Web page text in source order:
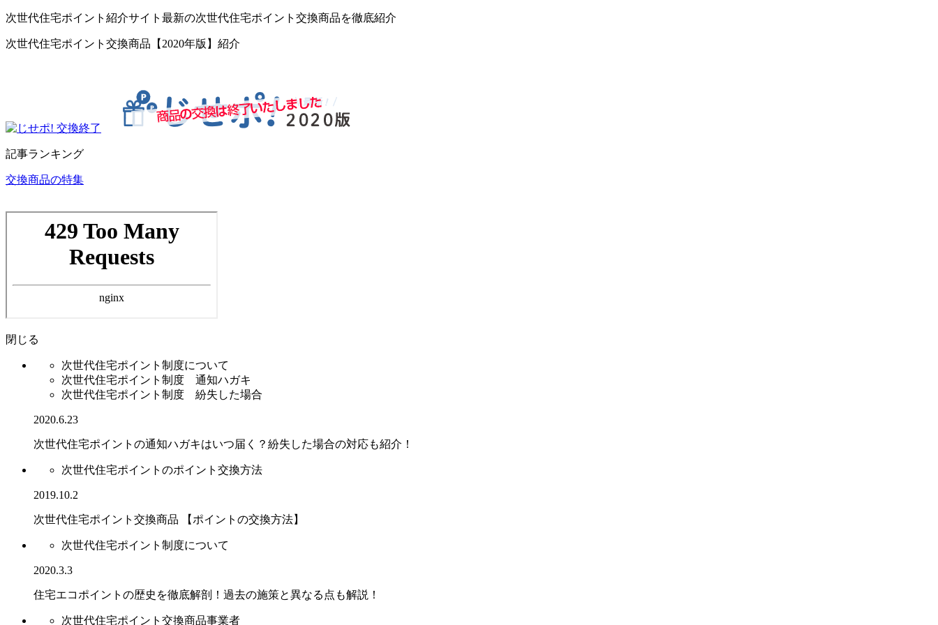
次世代住宅ポイント紹介サイト最新の次世代住宅ポイント交換商品を徹底紹介
次世代住宅ポイント交換商品【2020年版】紹介
記事ランキング
交換商品の特集
閉じる
次世代住宅ポイント制度について
次世代住宅ポイント制度 通知ハガキ
次世代住宅ポイント制度 紛失した場合
2020.6.23
次世代住宅ポイントの通知ハガキはいつ届く？紛失した場合の対応も紹介！
次世代住宅ポイントのポイント交換方法
2019.10.2
次世代住宅ポイント交換商品 【ポイントの交換方法】
次世代住宅ポイント制度について
2020.3.3
住宅エコポイントの歴史を徹底解剖！過去の施策と異なる点も解説！
次世代住宅ポイント交換商品事業者